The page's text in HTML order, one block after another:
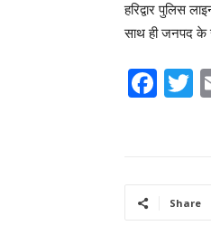
हरिद्वार पुलिस
साथ ही जनपद के
F
b
T
Share